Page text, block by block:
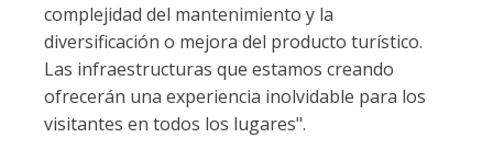
complejidad del mantenimiento y la
diversificación o mejora del producto turístico.
Las infraestructuras que estamos creando
ofrecerán una experiencia inolvidable para los
visitantes en todos los lugares".